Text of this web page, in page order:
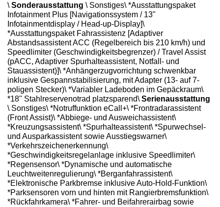
\ Sonderausstattung \ Sonstiges\ *Ausstattungspaket
Infotainment Plus [Navigationssystem / 13"
Infotainmentdisplay / Head-up-Display]\
*Ausstattungspaket Fahrassistenz [Adaptiver
Abstandsassistent ACC (Regelbereich bis 210 km/h) und
Speedlimiter (Geschwindigkeitsbegrenzer) / Travel Assist
(pACC, Adaptiver Spurhalteassistent, Notfall- und
Stauassistent)]\ *Anhängerzugvorrichtung schwenkbar
inklusive Gespannstabilisierung, mit Adapter (13- auf 7-
poligen Stecker)\ *Variabler Ladeboden im Gepäckraum\
*18" Stahlreservenotrad platzsparend\ Serienausstattung
\ Sonstiges\ *Notruffunktion eCall+\ *Frontradarassistent
(Front Assist)\ *Abbiege- und Ausweichassistent\
*Kreuzungsassistent\ *Spurhalteassistent\ *Spurwechsel-
und Ausparkassistent sowie Ausstiegswarner\
*Verkehrszeichenerkennung\
*Geschwindigkeitsregelanlage inklusive Speedlimiter\
*Regensensor\ *Dynamische und automatische
Leuchtweitenregulierung\ *Berganfahrassistent\
*Elektronische Parkbremse inklusive Auto-Hold-Funktion\
*Parksensoren vorn und hinten mit Rangierbremsfunktion\
*Rückfahrkamera\ *Fahrer- und Beifahrerairbag sowie